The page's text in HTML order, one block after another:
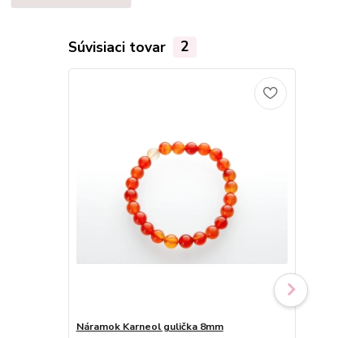
Súvisiaci tovar 2
Náramok Karneol gulička 8mm